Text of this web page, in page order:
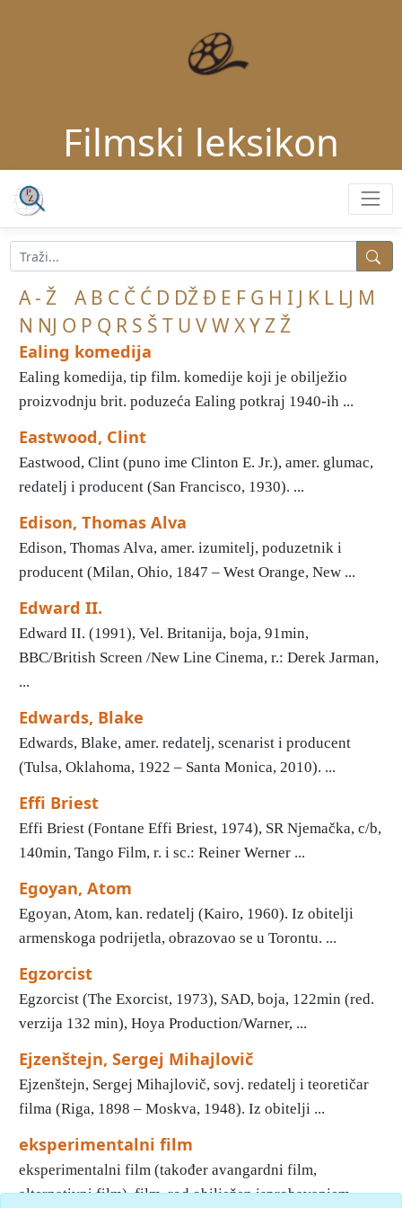
Filmski leksikon
A - Ž A B C Č Ć D DŽĐ E F G H I J K L LJ M
N NJ O P Q R S Š T U VW XYZŽ
Ealing komedija
Ealing komedija, tip film. komedije koji je obilježio
proizvodnju brit. poduzeća Ealing potkraj 1940-ih ...
Eastwood, Clint
Eastwood, Clint (puno ime Clinton E. Jr.), amer. glumac,
redatelj i producent (San Francisco, 1930). ...
Edison, Thomas Alva
Edison, Thomas Alva, amer. izumitelj, poduzetnik i
producent (Milan, Ohio, 1847 – West Orange, New ...
Edward II.
Edward II. (1991), Vel. Britanija, boja, 91min,
BBC/British Screen /New Line Cinema, r.: Derek Jarman,
...
Edwards, Blake
Edwards, Blake, amer. redatelj, scenarist i producent
(Tulsa, Oklahoma, 1922 – Santa Monica, 2010). ...
Effi Briest
Effi Briest (Fontane Effi Briest, 1974), SR Njemačka, c/b,
140min, Tango Film, r. i sc.: Reiner Werner ...
Egoyan, Atom
Egoyan, Atom, kan. redatelj (Kairo, 1960). Iz obitelji
armenskoga podrijetla, obrazovao se u Torontu. ...
Egzorcist
Egzorcist (The Exorcist, 1973), SAD, boja, 122min (red.
verzija 132 min), Hoya Production/Warner, ...
Ejzenštejn, Sergej Mihajlovič
Ejzenštejn, Sergej Mihajlovič, sovj. redatelj i teoretičar
filma (Riga, 1898 – Moskva, 1948). Iz obitelji ...
eksperimentalni film
eksperimentalni film (također avangardni film,
alternativni film), film. rod obilježen isprobavanjem ...